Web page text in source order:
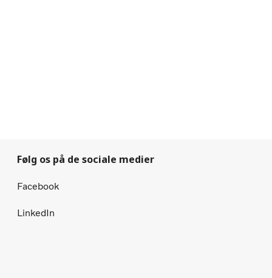
Følg os på de sociale medier
Facebook
LinkedIn